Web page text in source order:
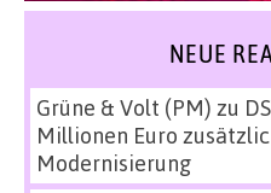
NEUE
Grüne & Volt (PM) zu
Millionen Euro
Modernisierung